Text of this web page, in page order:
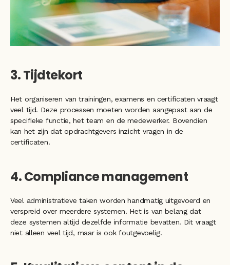
3. Tijdtekort
Het organiseren van trainingen, examens en certificaten vraagt
veel tijd. Deze processen moeten worden aangepast aan de
specifieke functie, het team en de medewerker. Bovendien
kan het zijn dat opdrachtgevers inzicht vragen in de
certificaten.
4. Compliance management
Veel administratieve taken worden handmatig uitgevoerd en
verspreid over meerdere systemen. Het is van belang dat
deze systemen altijd dezelfde informatie bevatten. Dit vraagt
niet alleen veel tijd, maar is ook foutgevoelig.